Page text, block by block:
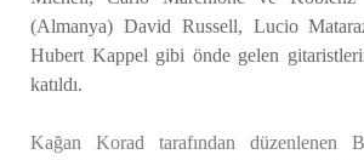
(Almanya) David Russell, Lucio
Hubert Kappel gibi önde gelen gitaristlerin
katıldı.
Kağan Korad tarafından düzenlenen